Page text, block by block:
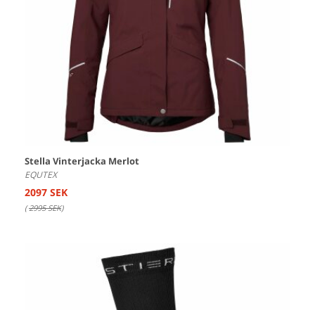
Stella Vinterjacka Merlot
EQUTEX
2097 SEK
(2995 SEK)